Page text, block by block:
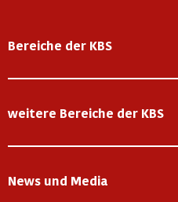
Bereiche der KBS
weitere Bereiche der KBS
News und Media